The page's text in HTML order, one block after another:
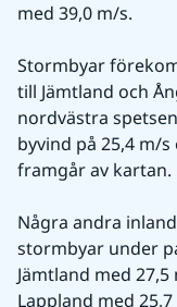
med 39,0 m/s.
Stormbyar
till Jämtland och
nordvästra
byvind på 25,4 m/
framgår av kartan.
Några andra
stormbyar under
Jämtland med
Lappland med